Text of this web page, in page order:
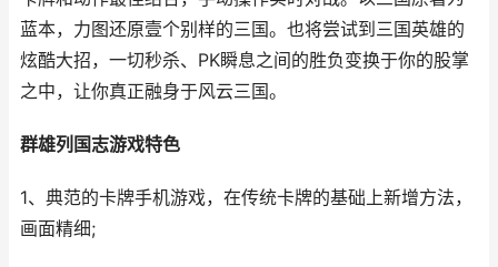
蓝本，力图还原壹个别样的三国。也将尝试到三国英雄的
炫酷大招，一切秒杀、PK瞬息之间的胜负变换于你的股掌
之中，让你真正融身于风云三国。
群雄列国志游戏特色
1、典范的卡牌手机游戏，在传统卡牌的基础上新增方法，
画面精细;